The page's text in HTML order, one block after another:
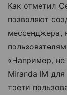
Как отметил
позволяют
мессенджера,
«Например, не
Miranda IM
трети